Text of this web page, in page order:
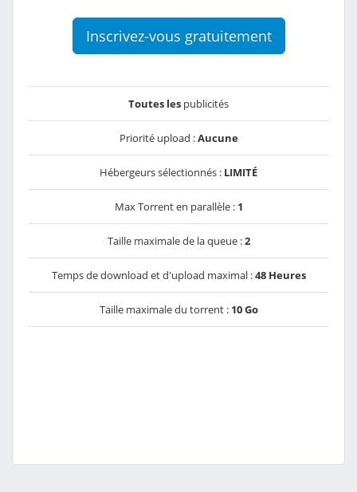
Inscrivez-vous gratuitement
Toutes les publicités
Priorité upload :Aucune
Hébergeurs sélectionnés : LIMITÉ
Max Torrent en parallèle : 1
Taille maximale de la queue :2
Temps de download et d'upload maximal :48 Heures
Taille maximale du torrent : 10 Go